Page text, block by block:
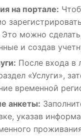
на портале:
Это можно
и создав
После входа в
«Услуги»,
временной
анкеты:
указав